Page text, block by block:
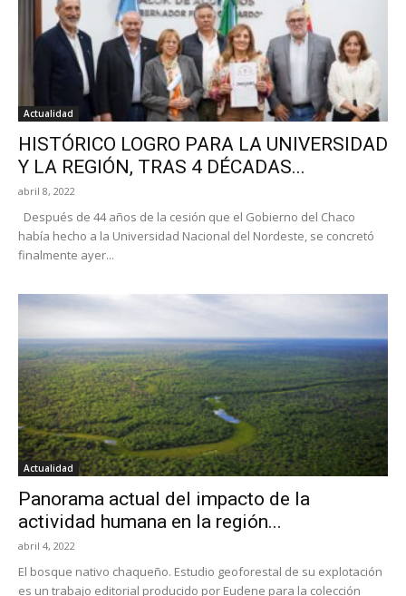
Actualidad
HISTÓRICO LOGRO PARA LA UNIVERSIDAD
Y LA REGIÓN, TRAS 4 DÉCADAS...
abril 8, 2022
Después de 44 años de la cesión que el Gobierno del Chaco
había hecho a la Universidad Nacional del Nordeste, se concretó
finalmente ayer...
Actualidad
Panorama actual del impacto de la
actividad humana en la región...
abril 4, 2022
El bosque nativo chaqueño. Estudio geoforestal de su explotación
es un trabajo editorial producido por Eudene para la colección